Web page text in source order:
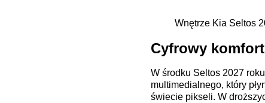
Wnętrze Kia Seltos
Cyfrowy
W środku Seltos 2027
multimedialnego, który
świecie pikseli. W